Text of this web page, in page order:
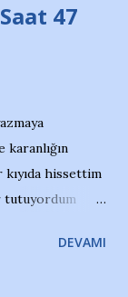
47
karanlığın
hissettim
tutuyordum
web
DEVAMI